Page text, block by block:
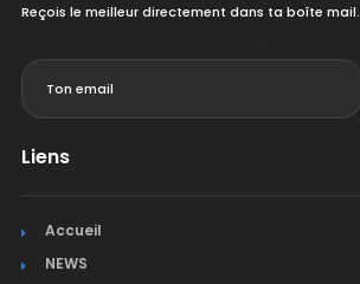
Reçois le meilleur directement dans ta boîte mail.
Liens
Accueil
NEWS